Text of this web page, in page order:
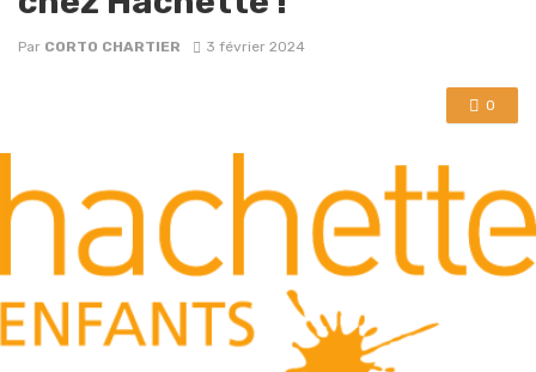
Par CORTO CHARTIER 3 février 2024
0